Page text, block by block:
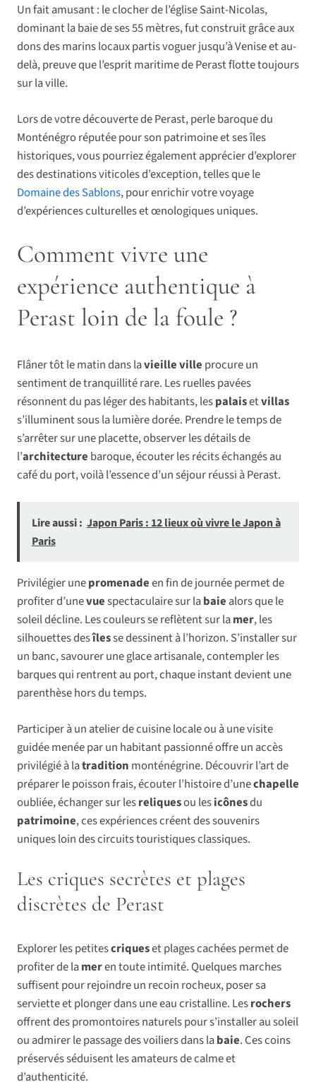
Un fait amusant : le clocher de l’église Saint-Nicolas,
dominant la baie de ses 55 mètres, fut construit grâce aux
dons des marins locaux partis voguer jusqu’à Venise et au-
delà, preuve que l’esprit maritime de Perast flotte toujours
sur la ville.
Lors de votre découverte de Perast, perle baroque du
Monténégro réputée pour son patrimoine et ses îles
historiques, vous pourriez également apprécier d’explorer
des destinations viticoles d’exception, telles que le
Domaine des Sablons, pour enrichir votre voyage
d’expériences culturelles et œnologiques uniques.
Comment vivre une
expérience authentique à
Perast loin de la foule ?
Flâner tôt le matin dans lavieille ville procure un
sentiment de tranquillité rare. Les ruelles pavées
résonnent du pas léger des habitants, lespalaisetvillas
s’illuminent sous la lumière dorée. Prendre le temps de
s’arrêter sur une placette, observer les détails de
l’architecture baroque, écouter les récits échangés au
café du port, voilà l’essence d’un séjour réussi à Perast.
Lire aussi : Japon Paris : 12 lieux où vivre le Japon à
Paris
Privilégier unepromenadeen fin de journée permet de
profiter d’unevuespectaculaire sur labaie alors que le
soleil décline. Les couleurs se reflètent sur lamer, les
silhouettes desîlesse dessinent à l’horizon. S’installer sur
un banc, savourer une glace artisanale, contempler les
barques qui rentrent au port, chaque instant devient une
parenthèse hors du temps.
Participer à un atelier de cuisine locale ou à une visite
guidée menée par un habitant passionné offre un accès
privilégié à latradition monténégrine. Découvrir l’art de
préparer le poisson frais, écouter l’histoire d’unechapelle
oubliée, échanger sur lesreliquesou lesicônesdu
patrimoine, ces expériences créent des souvenirs
uniques loin des circuits touristiques classiques.
Les criques secrètes et plages
discrètes de Perast
Explorer les petitescriqueset plages cachées permet de
profiter de lameren toute intimité. Quelques marches
suffisent pour rejoindre un recoin rocheux, poser sa
serviette et plonger dans une eau cristalline. Lesrochers
offrent des promontoires naturels pour s’installer au soleil
ou admirer le passage des voiliers dans labaie. Ces coins
préservés séduisent les amateurs de calme et
d’authenticité.